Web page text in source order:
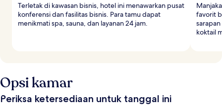
Terletak di kawasan bisnis, hotel ini menawarkan pusat
konferensi dan fasilitas bisnis. Para tamu dapat
menikmati spa, sauna, dan layanan 24 jam.
favorit
koktail
Opsi kamar
Periksa ketersediaan untuk tanggal ini